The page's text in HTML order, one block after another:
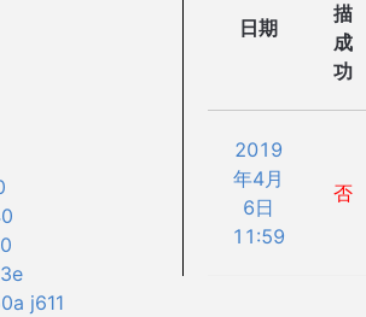
j611
日期
描
成
功
2019
年4月
6日
11:59
否